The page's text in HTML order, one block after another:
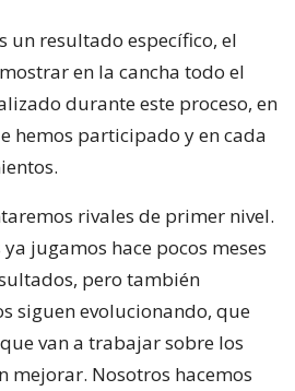
un resultado específico, el
en la cancha todo el
durante este proceso, en
hemos participado y en cada
rivales de primer nivel.
jugamos hace pocos meses
pero también
siguen evolucionando, que
van a trabajar sobre los
mejorar. Nosotros hacemos